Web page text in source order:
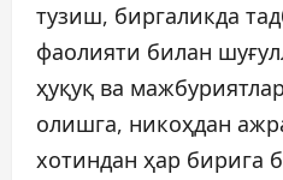
тузиш, биргаликда
фаолияти билан
ҳуқуқ ва
олишга, никоҳдан
хотиндан ҳар бирига